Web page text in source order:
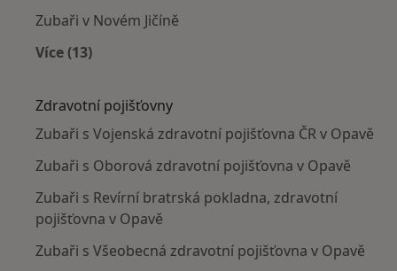
Zubaři v Novém Jičíně
Více (13)
Zdravotní pojišťovny
Zubaři s Vojenská zdravotní pojišťovna ČR v Opavě
Zubaři s Oborová zdravotní pojišťovna v Opavě
Zubaři s Revírní bratrská pokladna, zdravotní
pojišťovna v Opavě
Zubaři s Všeobecná zdravotní pojišťovna v Opavě